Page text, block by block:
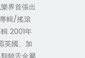
界首張出
輯/搖滾
2001年
英國、加
饒舌金屬